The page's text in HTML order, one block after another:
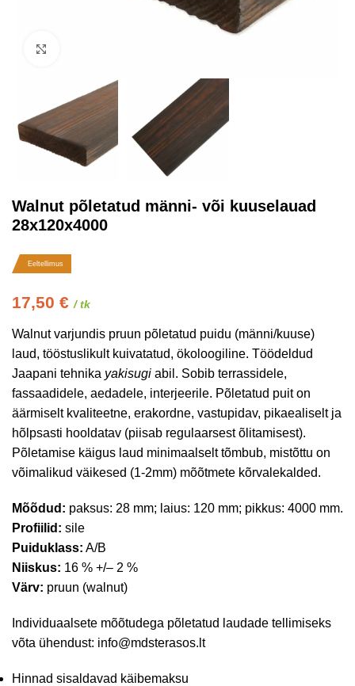
Walnut põletatud männi- või kuuselauad
28x120x4000
Eeltellimus
17,50 € / tk
Walnut varjundis pruun põletatud puidu (männi/kuuse)
laud, tööstuslikult kuivatatud, ökoloogiline. Töödeldud
Jaapani tehnika yakisugi abil. Sobib terrassidele,
fassaadidele, aedadele, interjeerile. Põletatud puit on
äärmiselt kvaliteetne, erakordne, vastupidav, pikaealiselt ja
hõlpsasti hooldatav (piisab regulaarsest õlitamisest).
Põletamise käigus laud minimaalselt tõmbub, mistõttu on
võimalikud väikesed (1-2mm) mõõtmete kõrvalekalded.
Mõõdud: paksus: 28 mm; laius: 120 mm; pikkus: 4000 mm.
Profiilid: sile
Puiduklass: A/B
Niiskus: 16 % +/– 2 %
Värv: pruun (walnut)
Individuaalsete mõõtudega põletatud laudade tellimiseks
võta ühendust: info@mdsterasos.lt
Hinnad sisaldavad käibemaksu